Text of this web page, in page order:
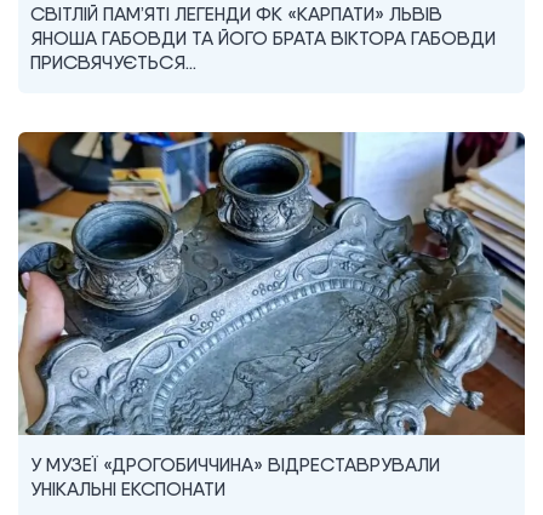
СВІТЛІЙ ПАМ’ЯТІ ЛЕГЕНДИ ФК «КАРПАТИ» ЛЬВІВ
ЯНОША ГАБОВДИ ТА ЙОГО БРАТА ВІКТОРА ГАБОВДИ
ПРИСВЯЧУЄТЬСЯ…
У МУЗЕЇ «ДРОГОБИЧЧИНА» ВІДРЕСТАВРУВАЛИ
УНІКАЛЬНІ ЕКСПОНАТИ